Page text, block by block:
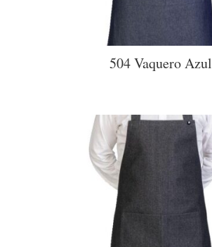
504 Vaquero Azul